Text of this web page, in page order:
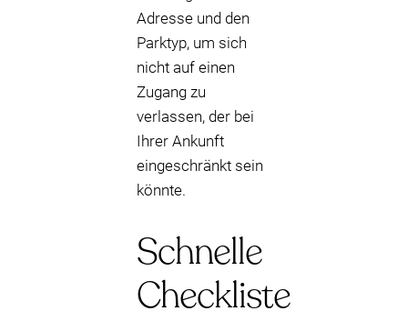
Adresse und den
Parktyp, um sich
nicht auf einen
Zugang zu
verlassen, der bei
Ihrer Ankunft
eingeschränkt sein
könnte.
Schnelle
Checkliste